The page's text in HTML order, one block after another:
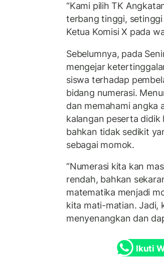
“Kami pilih TK
terbang tinggi,
Ketua Komisi X pada
Sebelumnya, pada
mengejar
siswa terhadap
bidang numerasi.
dan memahami angka
kalangan peserta didik
bahkan tidak sedikit
sebagai momok.
“Numerasi kita kan
rendah, bahkan
matematika menjadi
kita mati-matian. Jadi,
menyenangkan dan
Ikuti